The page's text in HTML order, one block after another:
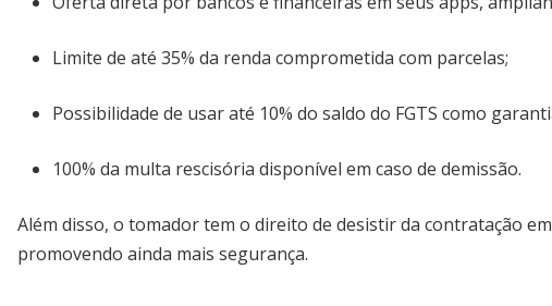
Limite de até 35% da renda comprometida com parcelas;
Possibilidade de usar até 10% do saldo do FGTS como
100% da multa rescisória disponível em caso de demissão.
Além disso, o tomador tem o direito de desistir da contratação
promovendo ainda mais segurança.